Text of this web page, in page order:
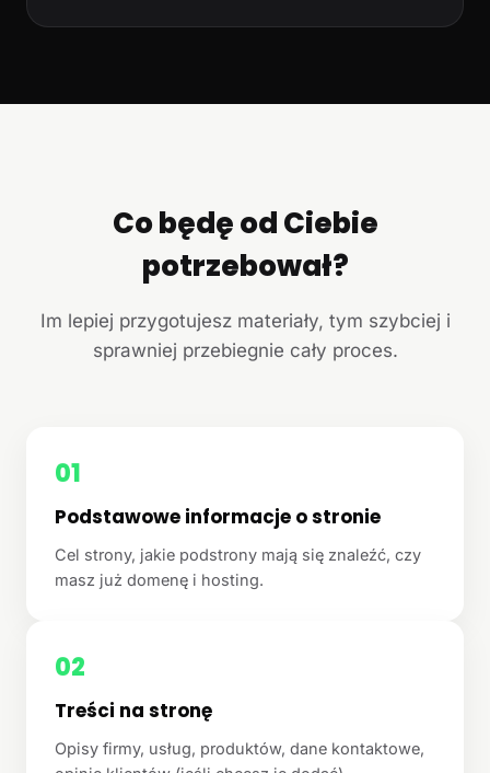
Co będę od Ciebie
potrzebował?
Im lepiej przygotujesz materiały, tym szybciej i
sprawniej przebiegnie cały proces.
01
Podstawowe informacje o stronie
Cel strony, jakie podstrony mają się znaleźć, czy
masz już domenę i hosting.
02
Treści na stronę
Opisy firmy, usług, produktów, dane kontaktowe,